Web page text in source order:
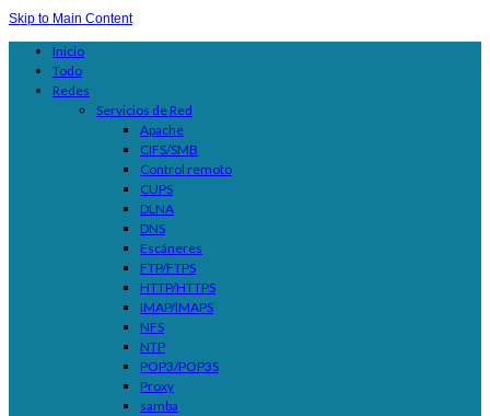
Skip to Main Content
Inicio
Todo
Redes
Servicios de Red
Apache
CIFS/SMB
Control remoto
CUPS
DLNA
DNS
Escáneres
FTP/FTPS
HTTP/HTTPS
IMAP/IMAPS
NFS
NTP
POP3/POP3S
Proxy
samba